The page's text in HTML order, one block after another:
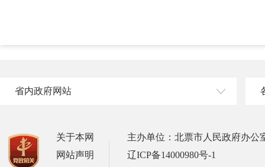
省内政府网站
关于本网
网站声明
主办单位：北票市人民政府办公
辽ICP备14000980号-1